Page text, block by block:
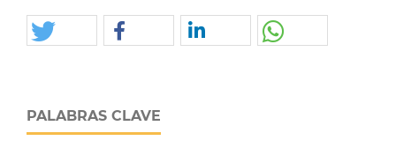
PALABRAS CLAVE